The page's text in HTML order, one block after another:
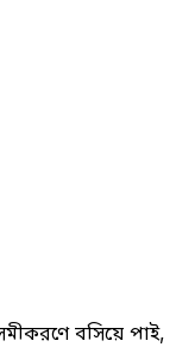
বসিয়ে পাই,